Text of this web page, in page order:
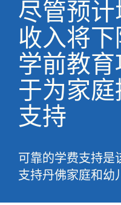
尽管预
收入将
学前教
于为家
支持
可靠的学费支持是
支持丹佛家庭和